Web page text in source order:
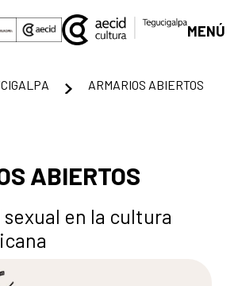
principal
MENÚ
ARMARIOS ABIERTOS
ABIERTOS
en la cultura